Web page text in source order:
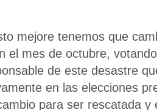
mejore tenemos que
el mes de octubre,
de este desastre
en las elecciones
para ser rescatada y